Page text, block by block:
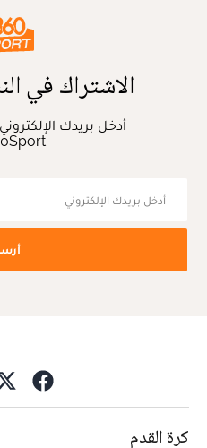
الاشتراك في
أدخل بريدك
كرة القدم